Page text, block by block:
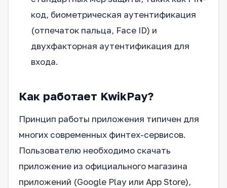
код, биометрическая аутентификация
(отпечаток пальца, Face ID) и
двухфакторная аутентификация для
входа.
Как работает KwikPay?
Принцип работы приложения типичен для
многих современных финтех-сервисов.
Пользователю необходимо скачать
приложение из официального магазина
приложений (Google Play или App Store),